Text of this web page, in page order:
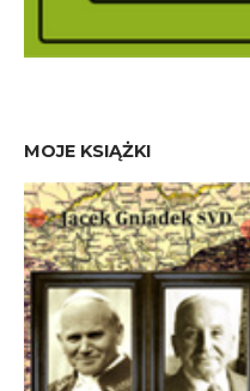
MOJE KSIĄŻKI